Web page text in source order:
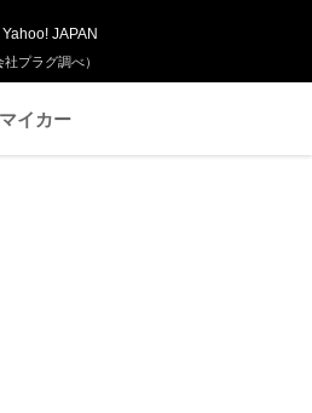
プラグ調べ）
Yahoo! JAPAN
マイカー